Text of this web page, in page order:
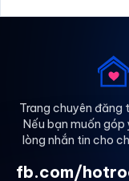
Trang chuyên đăng
Nếu bạn muốn góp
lòng nhắn tin cho
fb.com/